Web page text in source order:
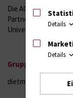
Die AG "
Partner im
Universitätsmedizin
Gruppenleiter: apl.
Details
Details